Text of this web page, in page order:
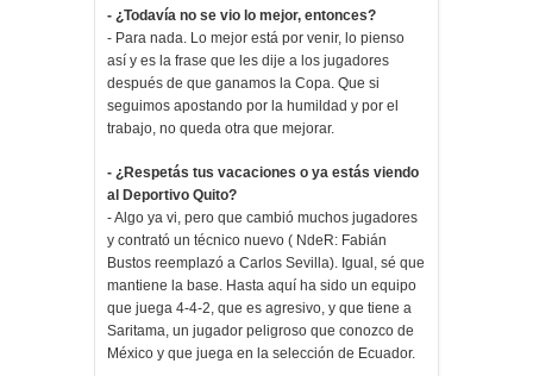
- ¿Todavía no se vio lo mejor, entonces?
- Para nada. Lo mejor está por venir, lo pienso
así y es la frase que les dije a los jugadores
después de que ganamos la Copa. Que si
seguimos apostando por la humildad y por el
trabajo, no queda otra que mejorar.
- ¿Respetás tus vacaciones o ya estás viendo
al Deportivo Quito?
- Algo ya vi, pero que cambió muchos jugadores
y contrató un técnico nuevo ( NdeR: Fabián
Bustos reemplazó a Carlos Sevilla). Igual, sé que
mantiene la base. Hasta aquí ha sido un equipo
que juega 4-4-2, que es agresivo, y que tiene a
Saritama, un jugador peligroso que conozco de
México y que juega en la selección de Ecuador.